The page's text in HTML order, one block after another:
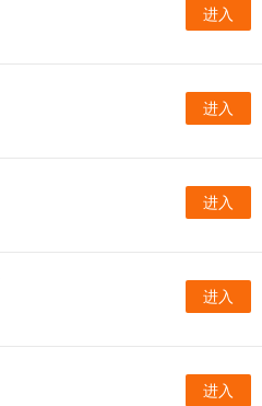
进入
进入
进入
进入
进入